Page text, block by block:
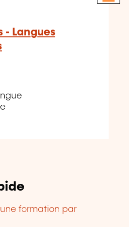
- Langues
formation par